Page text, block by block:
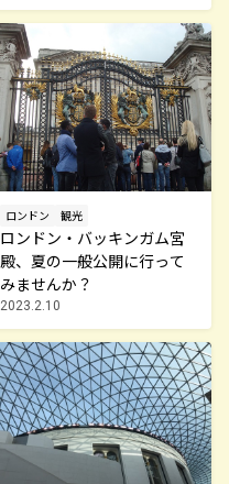
ロンドン 観光
ロンドン・バッキンガム宮
殿、夏の一般公開に行って
みませんか？
2023.2.10